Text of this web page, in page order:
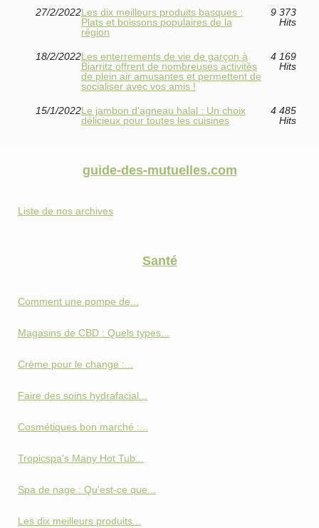
27/2/2022Les dix meilleurs produits basques :
Plats et boissons populaires de la
région
9 373
Hits
18/2/2022Les enterrements de vie de garçon à
Biarritz offrent de nombreuses activités
de plein air amusantes et permettent de
socialiser avec vos amis !
4 169
Hits
15/1/2022Le jambon d'agneau halal : Un choix
délicieux pour toutes les cuisines
4 485
Hits
guide-des-mutuelles.com
Liste de nos archives
Santé
Comment une pompe de...
Magasins de CBD : Quels types...
Crème pour le change :...
Faire des soins hydrafacial...
Cosmétiques bon marché :...
Tropicspa's Many Hot Tub...
Spa de nage : Qu'est-ce que...
Les dix meilleurs produits...